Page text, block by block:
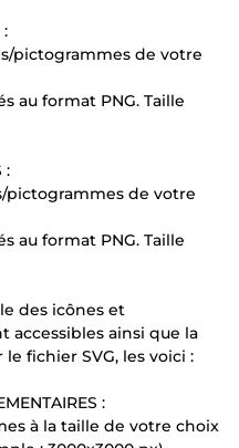
:
pictogrammes de votre
au format PNG. Taille
:
pictogrammes de votre
au format PNG. Taille
des icônes et
accessibles ainsi que la
fichier SVG, les voici :
:
à la taille de votre choix